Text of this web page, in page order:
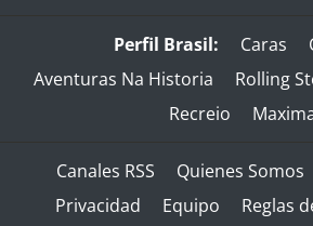
Perfil Brasil: Caras
Aventuras Na Historia
Rolling
Recreio
Canales RSS Quienes Somos
Privacidad
Equipo
Reglas